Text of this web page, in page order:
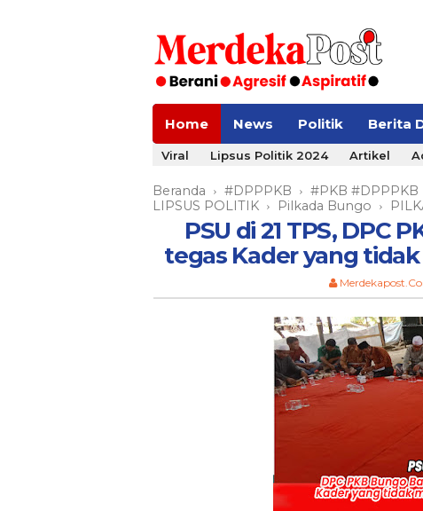
Home News Politik Berita
Viral Lipsus Politik 2024 Artikel
Beranda › #DPPPKB › #PKB #DPPPKB
LIPSUS POLITIK › Pilkada Bungo ›
PSU di 21 TPS, DPC
tegas Kader yang